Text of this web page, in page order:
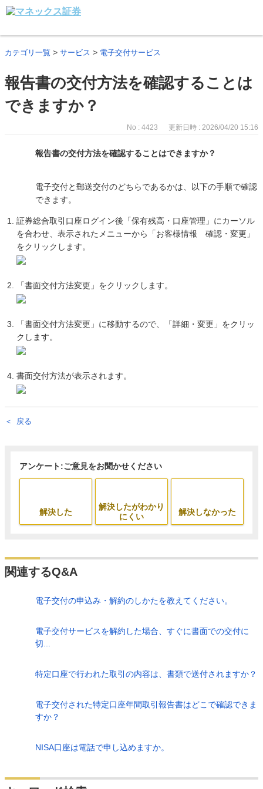
カテゴリ一覧 > サービス > 電子交付サービス
報告書の交付方法を確認することは
できますか？
No : 4423 更新日時 : 2026/04/20 15:16
報告書の交付方法を確認することはできますか？
電子交付と郵送交付のどちらであるかは、以下の手順で確認
できます。
証券総合取引口座ログイン後「保有残高・口座管理」にカーソル
を合わせ、表示されたメニューから「お客様情報 確認・変更」
をクリックします。
「書面交付方法変更」をクリックします。
「書面交付方法変更」に移動するので、「詳細・変更」をクリッ
クします。
書面交付方法が表示されます。
戻る
アンケート:ご意見をお聞かせください
解決した
解決したがわかり
にくい
解決しなかった
関連するQ&A
電子交付の申込み・解約のしかたを教えてください。
電子交付サービスを解約した場合、すぐに書面での交付に
切...
特定口座で行われた取引の内容は、書類で送付されますか？
電子交付された特定口座年間取引報告書はどこで確認できま
すか？
NISA口座は電話で申し込めますか。